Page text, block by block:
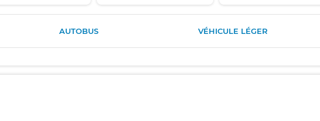
AUTOBUS VÉHICULE LÉGER